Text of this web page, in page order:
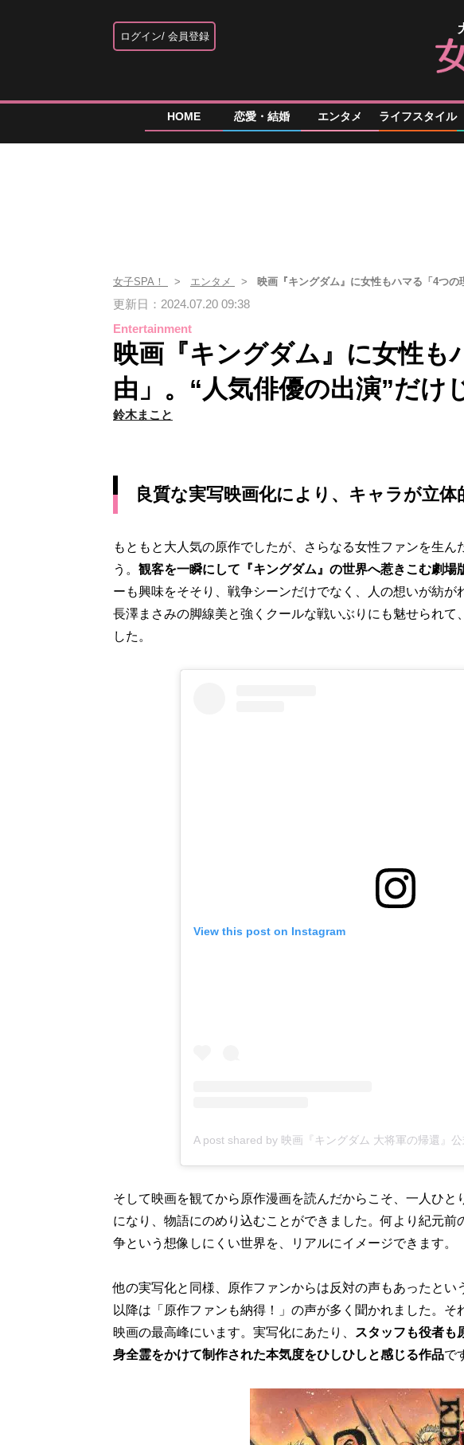
ログイン 会員登録
HOME 恋愛・結婚 エンタメ ライフスタイル
女子SPA！ エンタメ 映画『キングダム』に女性もハマる「4つ
更新日：2024.07.20 09:38
Entertainment
映画『キングダム』に女性も
由」。“人気俳優の出演”だけ
鈴木まこと
良質な実写映画化により、キャラが立体
もともと大人気の原作でしたが、さらなる女性ファンを生ん
う。 観客を一瞬にして『キングダム』の世界へ惹きこむ劇場
ーも興味をそそり、戦争シーンだけでなく、人の想いが紡が
長澤まさみの脚線美と強くクールな戦いぶりにも魅せられて
した。
View this post on Instagram
そして映画を観てから原作漫画を読んだからこそ、一人ひと
になり、物語にのめり込むことができました。何より紀元
争という想像しにくい世界を、リアルにイメージできます。
他の実写化と同様、原作ファンからは反対の声もあったとい
以降は「原作ファンも納得！」の声が多く聞かれました。
映画の最高峰にいます。実写化にあたり、
スタッフも役者も
身全霊をかけて制作された本気度をひしひしと感じる作品で